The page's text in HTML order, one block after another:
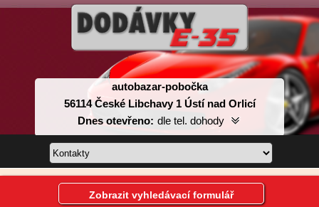
autobazar-pobočka
56114 České Libchavy 1 Ústí nad Orlicí
Dnes otevřeno: dle tel. dohody
Pondělí:
dle tel. dohody
Úterý:
dle tel. dohody
Středa:
dle tel. dohody
Čtvrtek:
dle tel. dohody
Zobrazit vyhledávací formulář